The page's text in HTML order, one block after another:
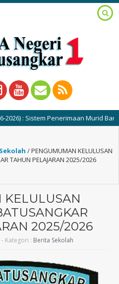
: Sistem Penerimaan Murid Baru
/PENGUMUMAN KELULUSAN
TAHUN PELAJARAN 2025/2026
KELULUSAN
2025/2026
- Kategori : Berita Sekolah